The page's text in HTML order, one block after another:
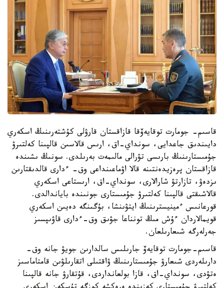
قاسىم- جومارت توقايەۆقا قازاقستان قارۋلى كۇشتەرىنىڭ اسكەري
دايىندىق جاعدايى، سونداي-اق، ارىس قالاسىن قالپىنا كەلتىرۋ
جۇمىستارىنىڭ بارىسى تۋرالى مالىمەت بەرىلدى. سونىڭ ىشىندە
قازاقستان پرەزيدەنتىنە قالا اۋماعىنداعى وق- ءدارى قالدىقتارىن
ىزدەۋ، تازارتۋ شارالارى، سونداي-اق، ارىستاعى اسكەري
قالاشىقتى قالپىنا كەلتىرۋ جۇمىستارى جونىندە باياندالدى.
قورعانىس ءمينيسترىنىڭ ايتۋىنشا، بۇگىنگە دەيىن اسكەري
قويمالاردان ءۇش مىڭ تونناعا جۋىق وق-ءدارى قاۋىپسىز
جەرلەرگە شىعارىلعان.
قاسىم-جومارت توقايەۆ جارىلىس سالدارىن جويۋ جانە وق-
دارىلەردى شىعارۋ جۇمىستارىنىڭ ۋاقتىلى اتقارىلۋىن قامتاماسىز
ەتۋدى، سونداي-اق، قازا بولعانداردى، قۇتقارۋ جانە قالپىنا